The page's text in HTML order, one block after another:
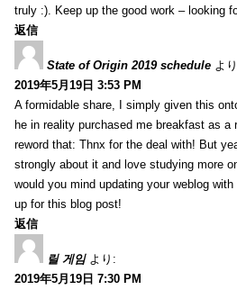
truly :). Keep up the good work – looking
返信
State of Origin 2019 schedule よ
2019年5月19日 3:53 PM
A formidable share, I simply given this
he in reality purchased me breakfast as
reword that: Thnx for the deal with! But
strongly about it and love studying more
would you mind updating your weblog
up for this blog post!
返信
릴 게임 より:
2019年5月19日 7:30 PM